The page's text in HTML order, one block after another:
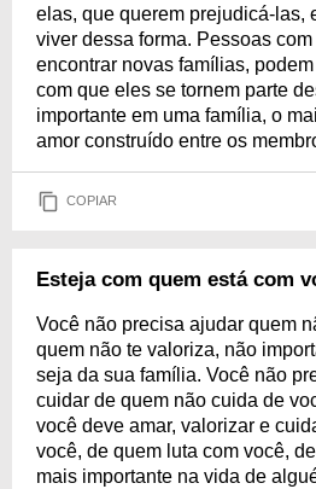
elas, que querem prejudicá-las,
viver dessa forma. Pessoas
encontrar novas famílias,
com que eles se tornem parte
importante em uma família, o
amor construído entre os
COPIAR
Esteja com quem está com
Você não precisa ajudar quem
quem não te valoriza, não
seja da sua família. Você não
cuidar de quem não cuida de
você deve amar, valorizar e
você, de quem luta com você,
mais importante na vida de